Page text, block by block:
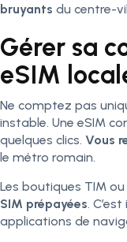
bruyants du centre-
Gérer sa
eSIM
Ne comptez pas
instable. Une eSIM
quelques clics. Vous
le métro romain.
Les boutiques TIM
SIM prépayées.
applications de